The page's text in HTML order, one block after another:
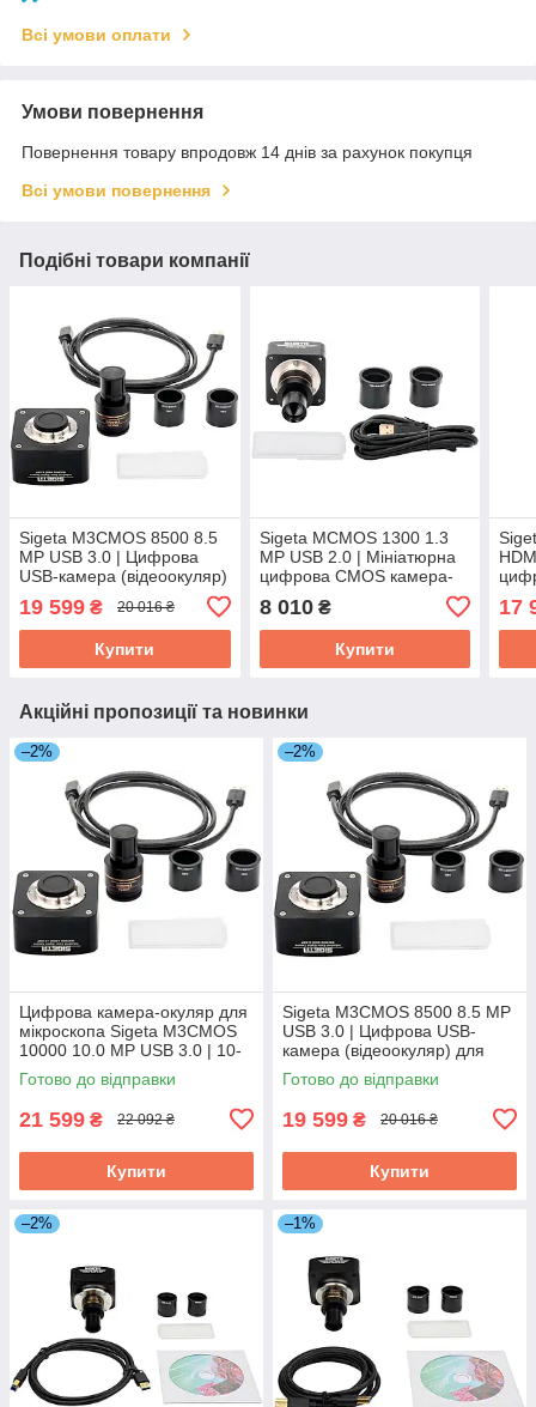
Всі умови оплати
Умови повернення
Повернення товару впродовж 14 днів за рахунок покупця
Всі умови повернення
Подібні товари компанії
Sigeta M3CMOS 8500 8.5
MP USB 3.0 | Цифрова
USB-камера (відеоокуляр)
ремонтних мікроскопів
19 599 ₴ 20 016 ₴
Купити
Sigeta MCMOS 1300 1.3
MP USB 2.0 | Мініатюрна
цифрова CMOS камера-
окуляр для біологічних та
стереоскопічних
мікроскопів
8 010₴
Купити
17
Акційні пропозиції та новинки
–2%
Цифрова камера-окуляр для
мікроскопа Sigeta M3CMOS
10000 10.0 MP USB 3.0 | 10-
мегапіксельна USB-камера з
сенсором Aptina
Готово до відправки
21 599 ₴ 22 092 ₴
Купити
–2%
Sigeta M3CMOS 8500 8.5 MP
USB 3.0 | Цифрова USB-
камера (відеоокуляр) для
лабораторних та ремонтних
мікроскопів
Готово до відправки
19 599 ₴ 20 016 ₴
Купити
–2% –1%